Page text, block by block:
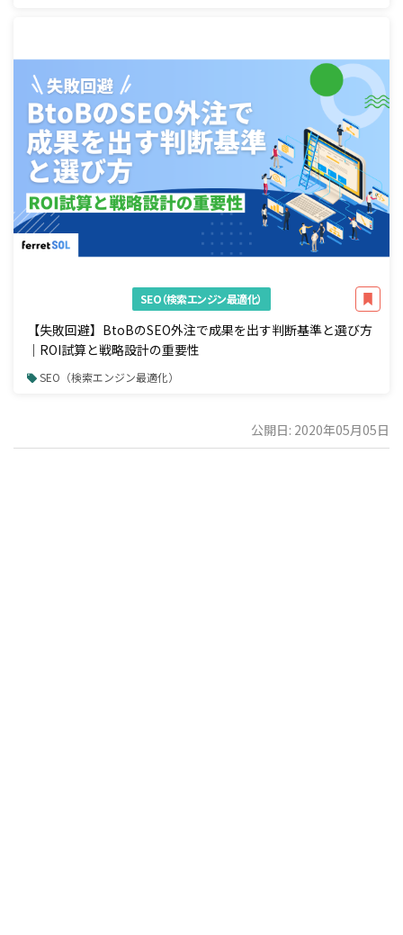
SEO（検索エンジン最適化）
【失敗回避】BtoBのSEO外注で成果を出す判断基準と選び方
｜ROI試算と戦略設計の重要性
SEO（検索エンジン最適化）
公開日: 2020年05月05日